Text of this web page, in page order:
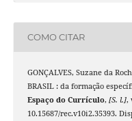
COMO CITAR
GONÇALVES, Suzane da
BRASIL : da formação
Espaço do Currículo, [S. l.],
10.15687/rec.v10i2.35393.